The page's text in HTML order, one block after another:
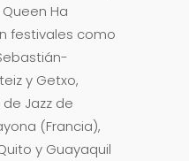
Ha
festivales como
y Getxo,
Jazz de
(Francia),
y Guayaquil